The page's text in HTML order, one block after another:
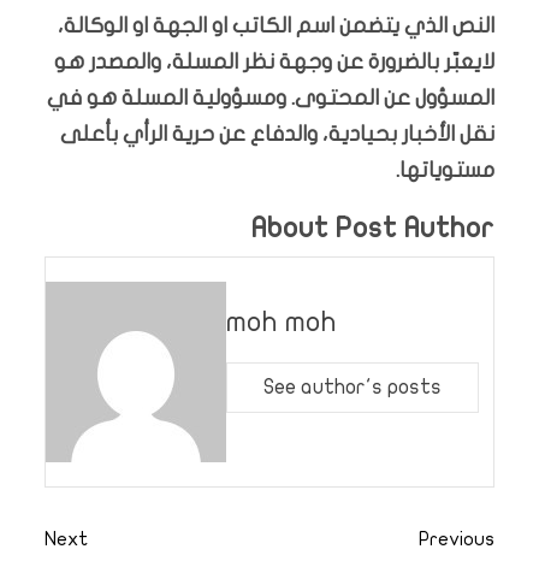
النص الذي يتضمن اسم الكاتب او الجهة او الوكالة،
لايعبّر بالضرورة عن وجهة نظر المسلة، والمصدر هو
المسؤول عن المحتوى. ومسؤولية المسلة هو في
نقل الأخبار بحيادية، والدفاع عن حرية الرأي بأعلى
مستوياتها.
About Post Author
moh moh
See author's posts
Previous
Next